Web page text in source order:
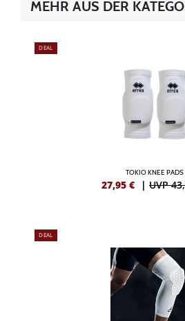
MEHR AUS DER
DEAL
TOKIO KNEE PADS
27,95 € | UVP
DEAL